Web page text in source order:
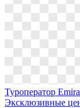
Туроператор
Эксклюзивные